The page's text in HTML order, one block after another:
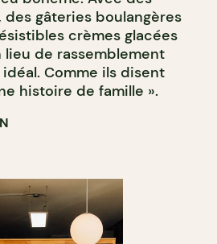
gâteries boulangères
crèmes glacées
lieu de rassemblement
Comme ils disent
histoire de famille ».